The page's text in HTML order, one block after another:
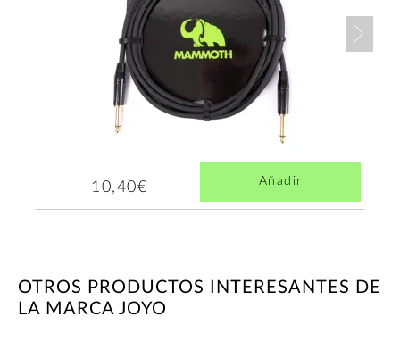
10,40€ Añadir
OTROS PRODUCTOS INTERESANTES DE
LA MARCA JOYO